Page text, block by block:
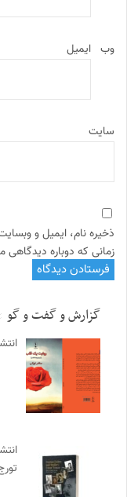
ایمیل وب‌
سایت
ذخیره نام، ایمیل و
زمانی که دوباره
گزارش و گفت و گو